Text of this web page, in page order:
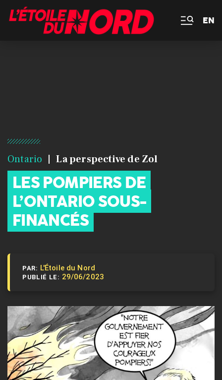
EN
Ontario La perspective de Zol
LES POMPIERS DE
L’ONTARIO SOUS-
FINANCÉS
PAR: L'Étoile du Nord
PUBLIÉ LE: 29/06/2023